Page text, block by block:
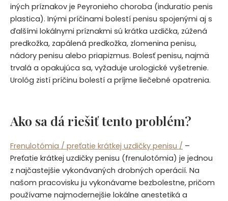
iných príznakov je Peyronieho choroba (induratio penis
plastica). Inými príčinami bolestí penisu spojenými aj s
ďalšími lokálnymi príznakmi sú krátka uzdička, zúžená
predkožka, zapálená predkožka, zlomenina penisu,
nádory penisu alebo priapizmus. Bolesť penisu, najmä
trvalá a opakujúca sa, vyžaduje urologické vyšetrenie.
Urológ zistí príčinu bolestí a príjme liečebné opatrenia.
Ako sa dá riešiť tento problém?
Frenulotómia / preťatie krátkej uzdičky penisu / –
Preťatie krátkej uzdičky penisu (frenulotómia) je jednou
z najčastejšie vykonávaných drobných operácií. Na
našom pracovisku ju vykonávame bezbolestne, pričom
používame najmodernejšie lokálne anestetiká a